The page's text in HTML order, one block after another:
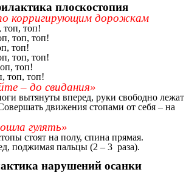
плоскостопия
корригирующим дорожкам
топ, топ!
топ, топ!
топ!
топ, топ!
топ!
топ, топ!
– до свидания»
вытянуты вперед, руки свободно лежат
движения стопами от себя – на
гулять»
стоят на полу, спина прямая.
поджимая пальцы (2 – 3 раза).
нарушений осанки